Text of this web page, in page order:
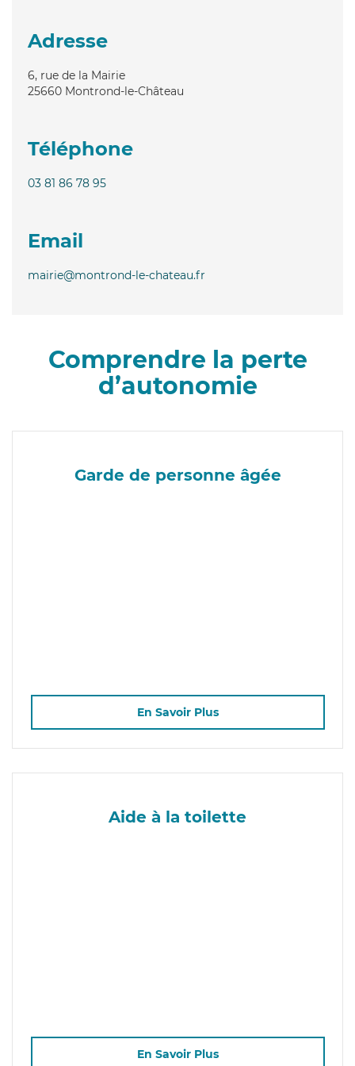
Adresse
6, rue de la Mairie
25660 Montrond-le-Château
Téléphone
03 81 86 78 95
Email
mairie@montrond-le-chateau.fr
Comprendre la perte
d’autonomie
Garde de personne âgée
En Savoir Plus
Aide à la toilette
En Savoir Plus